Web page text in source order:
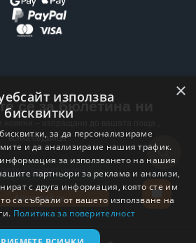
се за бюлетина ни
всяка седмица .
Абонирай се
×
използва
бисквитки
за да персонализираме
и да анализираме нашия трафик.
за използването на нашия
партньори за реклама и анализи,
с друга информация, която сте им
са събрали от вашето използване на
Политика за поверителност